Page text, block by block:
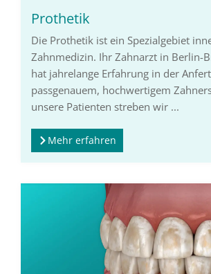
Prothetik
Die Prothetik ist ein Spezialgebiet
Zahnmedizin. Ihr Zahnarzt in Berlin-
hat jahrelange Erfahrung in der
passgenauem, hochwertigem
unsere Patienten streben wir ...
Mehr erfahren